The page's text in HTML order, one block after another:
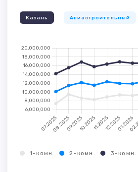
Казань Авиастроительный
1-комн. 2-комн. 3-комн.